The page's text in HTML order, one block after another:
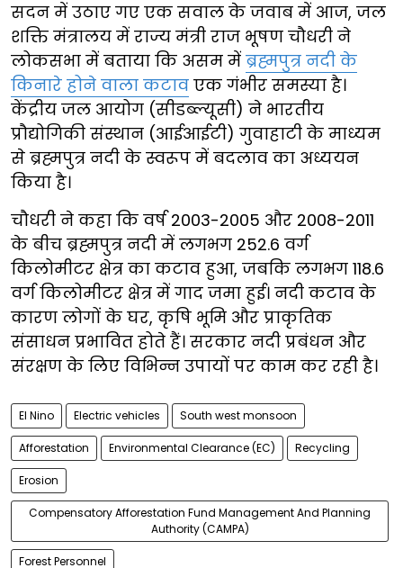
सदन में उठाए गए एक सवाल के जवाब में आज, जल
शक्ति मंत्रालय में राज्य मंत्री राज भूषण चौधरी ने
लोकसभा में बताया कि असम में ब्रह्मपुत्र नदी के
किनारे होने वाला कटाव एक गंभीर समस्या है।
केंद्रीय जल आयोग (सीडब्ल्यूसी) ने भारतीय
प्रौद्योगिकी संस्थान (आईआईटी) गुवाहाटी के माध्यम
से ब्रह्मपुत्र नदी के स्वरूप में बदलाव का अध्ययन
किया है।
चौधरी ने कहा कि वर्ष 2003-2005 और 2008-2011
के बीच ब्रह्मपुत्र नदी में लगभग 252.6 वर्ग
किलोमीटर क्षेत्र का कटाव हुआ, जबकि लगभग 118.6
वर्ग किलोमीटर क्षेत्र में गाद जमा हुई। नदी कटाव के
कारण लोगों के घर, कृषि भूमि और प्राकृतिक
संसाधन प्रभावित होते हैं। सरकार नदी प्रबंधन और
संरक्षण के लिए विभिन्न उपायों पर काम कर रही है।
El Nino Electric vehicles South west monsoon
Afforestation Environmental Clearance (EC) Recycling
Erosion
Compensatory Afforestation Fund Management And Planning
Authority (CAMPA)
Forest Personnel